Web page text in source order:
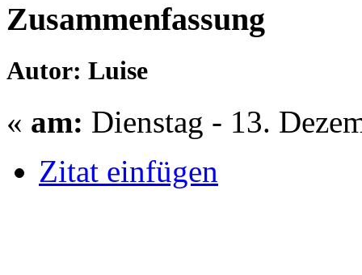
Zusammenfassung
Autor: Luise
« am: Dienstag - 13.
Zitat einfügen